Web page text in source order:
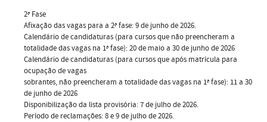
2ª Fase
Afixação das vagas para a 2ª fase: 9 de junho de 2026.
Calendário de candidaturas (para cursos que não preencheram a
totalidade das vagas na 1ª fase): 20 de maio a 30 de junho de 2026
Calendário de candidaturas (para cursos que após matrícula para
ocupação de vagas
sobrantes, não preencheram a totalidade das vagas na 1ª fase): 11 a 30
de junho de 2026
Disponibilização da lista provisória: 7 de julho de 2026.
Período de reclamações: 8 e 9 de julho de 2026.